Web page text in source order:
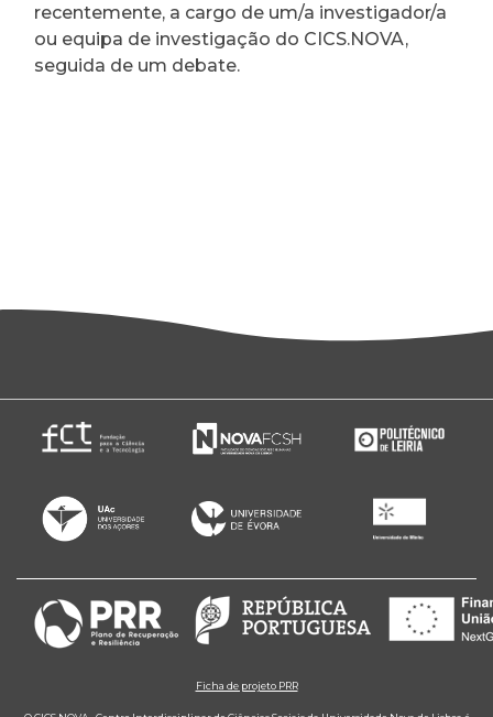
recentemente, a cargo de um/a investigador/a
ou equipa de investigação do CICS.NOVA,
seguida de um debate.
Ficha de projeto PRR